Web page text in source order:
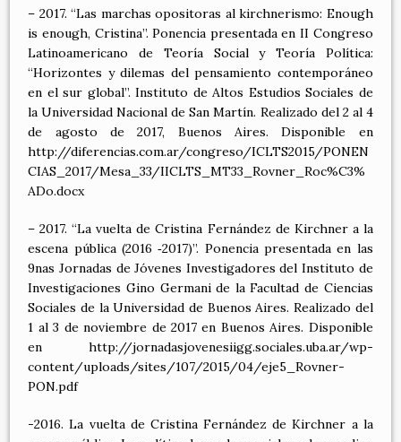
– 2017. “Las marchas opositoras al kirchnerismo: Enough
is enough, Cristina”. Ponencia presentada en II Congreso
Latinoamericano de Teoría Social y Teoría Política:
“Horizontes y dilemas del pensamiento contemporáneo
en el sur global”. Instituto de Altos Estudios Sociales de
la Universidad Nacional de San Martín. Realizado del 2 al 4
de agosto de 2017, Buenos Aires. Disponible en
http://diferencias.com.ar/congreso/ICLTS2015/PONEN
CIAS_2017/Mesa_33/IICLTS_MT33_Rovner_Roc%C3%
ADo.docx
– 2017. “La vuelta de Cristina Fernández de Kirchner a la
escena pública (2016 ‐2017)”. Ponencia presentada en las
9nas Jornadas de Jóvenes Investigadores del Instituto de
Investigaciones Gino Germani de la Facultad de Ciencias
Sociales de la Universidad de Buenos Aires. Realizado del
1 al 3 de noviembre de 2017 en Buenos Aires. Disponible
en http://jornadasjovenesiigg.sociales.uba.ar/wp-
content/uploads/sites/107/2015/04/eje5_Rovner-
PON.pdf
-2016. La vuelta de Cristina Fernández de Kirchner a la